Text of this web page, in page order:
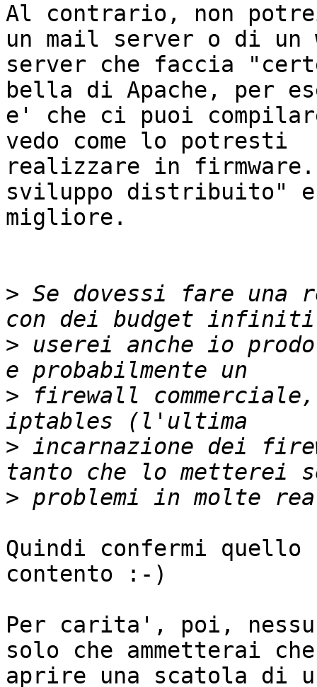
Al contrario, non
un mail server o di un
server che faccia
bella di Apache, per
e' che ci puoi
vedo come lo potresti
realizzare in
sviluppo distribuito"
migliore.
> Se dovessi fare una
> userei anche io
> firewall
> incarnazione dei
>
Quindi confermi
contento :-)
Per carita', poi,
solo che ammetterai
aprire una scatola di